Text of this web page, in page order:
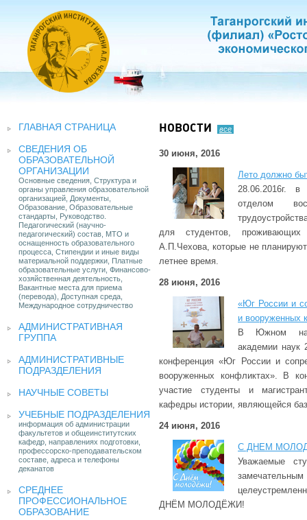
ГЛАВНАЯ СТРАНИЦА
СВЕДЕНИЯ ОБ
ОБРАЗОВАТЕЛЬНОЙ
ОРГАНИЗАЦИИ
Основные сведения, Структура и
органы управления образовательной
организацией, Документы,
Образование, Образовательные
стандарты, Руководство.
Педагогический (научно-
педагогический) состав, МТО и
оснащенность образовательного
процесса, Стипендии и иные виды
материальной поддержки, Платные
образовательные услуги, Финансово-
хозяйственная деятельность,
Вакантные места для приема
(перевода), Доступная среда,
Международное сотрудничество
АДМИНИСТРАТИВНАЯ
ГРУППА
АДМИНИСТРАТИВНЫЕ
ПОДРАЗДЕЛЕНИЯ
НАУЧНЫЕ СОВЕТЫ
УЧЕБНЫЕ ПОДРАЗДЕЛЕНИЯ
информация об администрации
факультетов и общеинститутских
кафедр, направлениях подготовки,
профессорско-преподавательском
составе, адреса и телефоны
деканатов
СРЕДНЕЕ
ПРОФЕССИОНАЛЬНОЕ
ОБРАЗОВАНИЕ
НОВОСТИ все
30 июня, 2016
Лето должно
28.06.2016г. в
отделом
для студентов,
А.П.Чехова, которые не
летнее время.
28 июня, 2016
«Юг России и
и вооруженных
В Южном
академии наук
конференция «Юг России и
вооруженных конфликтах». В
участие студенты и
кафедры истории, являющейся
24 июня, 2016
C ДНЕМ
Уважаемые
ДНЁМ МОЛОДЁЖИ!